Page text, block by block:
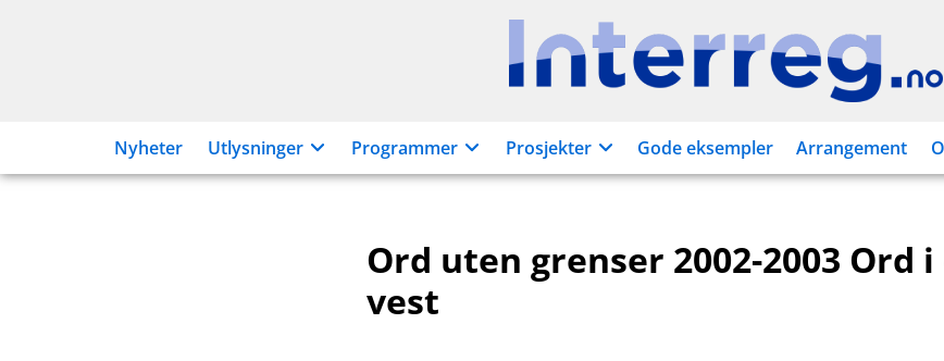
Interreg.no
Nyheter Utlysninger Programmer Prosjekter Gode eksempler Arrangement
Ord uten grenser 2002-2003 Ord
vest